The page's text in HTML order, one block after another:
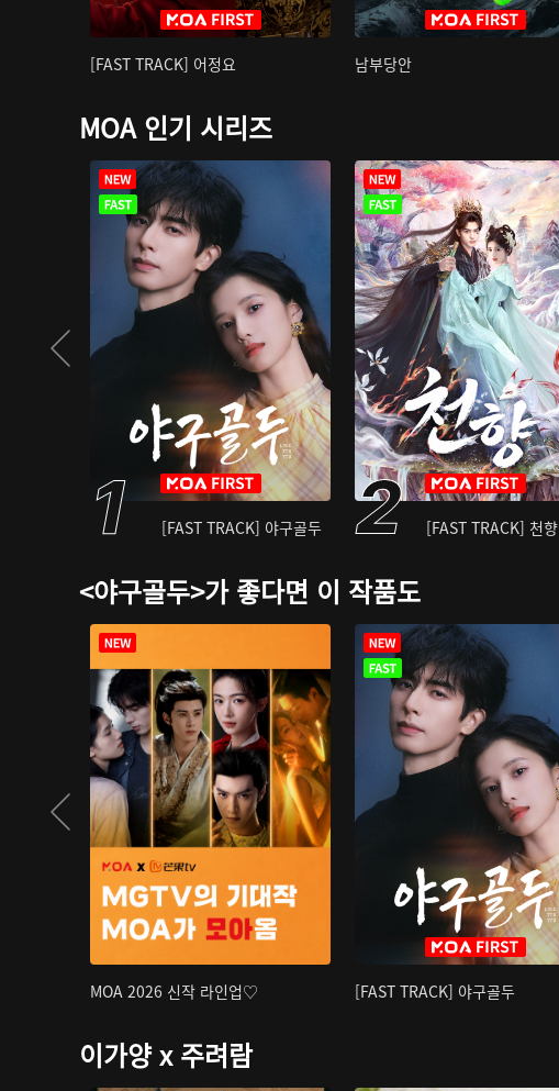
[FAST TRACK] 어정요 남부당안
MOA 인기 시리즈
[FAST TRACK] 야구골두 [FAST TRACK] 천향
<야구골두>가 좋다면 이 작품도
MOA 2026 신작 라인업♡ [FAST TRACK] 야구골두
이가양 x 주려람